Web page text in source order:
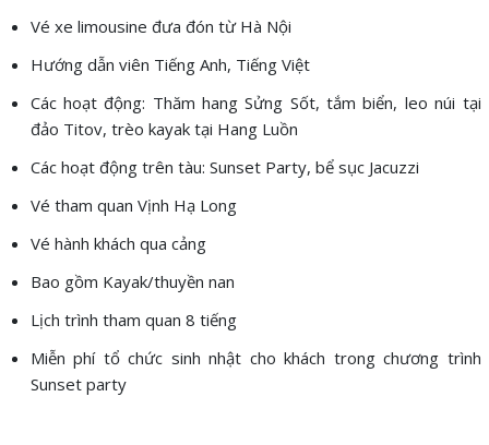
Vé xe limousine đưa đón từ Hà Nội
Hướng dẫn viên Tiếng Anh, Tiếng Việt
Các hoạt động: Thăm hang Sửng Sốt, tắm biển, leo núi tại
đảo Titov, trèo kayak tại Hang Luồn
Các hoạt động trên tàu: Sunset Party, bể sục Jacuzzi
Vé tham quan Vịnh Hạ Long
Vé hành khách qua cảng
Bao gồm Kayak/thuyền nan
Lịch trình tham quan 8 tiếng
Miễn phí tổ chức sinh nhật cho khách trong chương trình
Sunset party